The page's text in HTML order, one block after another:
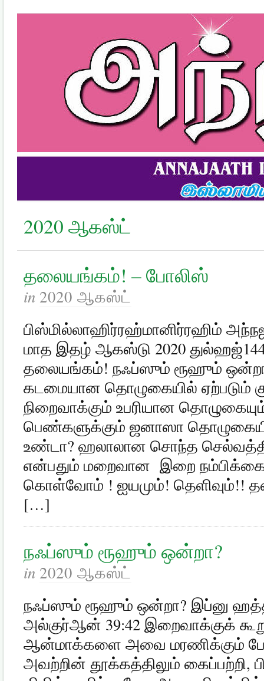
2020 ஆகஸ்ட்
தலையங்கம்! – போலிஸ்
in 2020 ஆகஸ்ட்
பிஸ்மில்லாஹிர்ரஹ்மானிர்ரஹிம்
மாத இதழ் ஆகஸ்டு 2020
தலையங்கம்! நஃப்ஸும் ரூஹும்
கடமையான தொழுகையில் ஏற்படும்
நிறைவாக்கும் உபரியான
பெண்களுக்கும் ஜனாஸா
உண்டா? ஹலாலான சொந்த
என்பதும் மறைவான இறை
கொள்வோம் ! ஐயமும்! தெளிவும்!!
[…]
நஃப்ஸும் ரூஹும் ஒன்றா?
in 2020 ஆகஸ்ட்
நஃப்ஸும் ரூஹும் ஒன்றா? இப்னு
அல்குர்ஆன் 39:42 இறைவாக்குக்
ஆன்மாக்களை அவை மரணிக்கும்
அவற்றின் தூக்கத்திலும் கைப்பற்றி,